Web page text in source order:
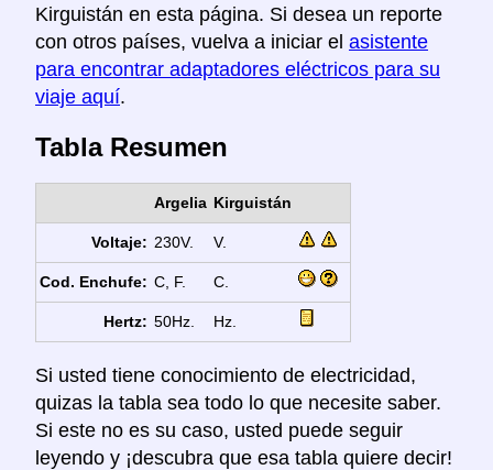
Kirguistán en esta página. Si desea un reporte
con otros países, vuelva a iniciar el asistente
para encontrar adaptadores eléctricos para su
viaje aquí.
Tabla Resumen
Argelia Kirguistán
Voltaje: 230V. V.
Cod. Enchufe: C, F. C.
Hertz: 50Hz. Hz.
Si usted tiene conocimiento de electricidad,
quizas la tabla sea todo lo que necesite saber.
Si este no es su caso, usted puede seguir
leyendo y ¡descubra que esa tabla quiere decir!